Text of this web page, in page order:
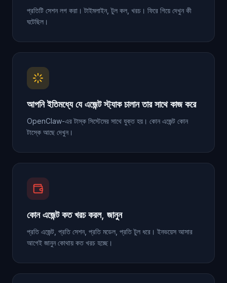
প্রতিটি সেশন লগ করা। টাইমলাইন, টুল কল, খরচ। ফিরে গিয়ে দেখুন কী
ঘটেছিল।
আপনি ইতিমধ্যে যে এজেন্ট স্ট্যাক চালান তার সাথে কাজ করে
OpenClaw-এর টাস্ক সিস্টেমের সাথে যুক্ত হয়। কোন এজেন্ট কোন
টাস্কে আছে দেখুন।
কোন এজেন্ট কত খরচ করল, জানুন
প্রতি এজেন্ট, প্রতি সেশন, প্রতি মডেল, প্রতি টুল ধরে। ইনভয়েস আসার
আগেই জানুন কোথায় কত খরচ হচ্ছে।